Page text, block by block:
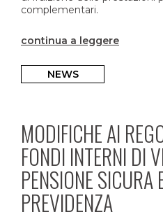
complementari.
continua a leggere
NEWS
MODIFICHE AI
FONDI INTERNI DI
PENSIONE SICURA
PREVIDENZA